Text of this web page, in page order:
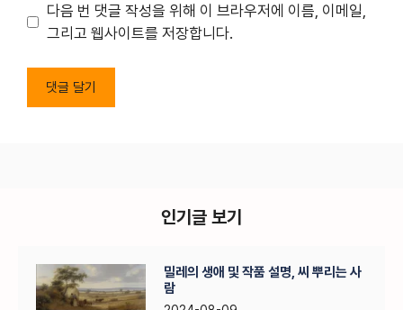
트
다음 번 댓글 작성을 위해 이 브라우저에 이름, 이메일,
그리고 웹사이트를 저장합니다.
인기글 보기
밀레의 생애 및 작품 설명, 씨 뿌리는 사
람